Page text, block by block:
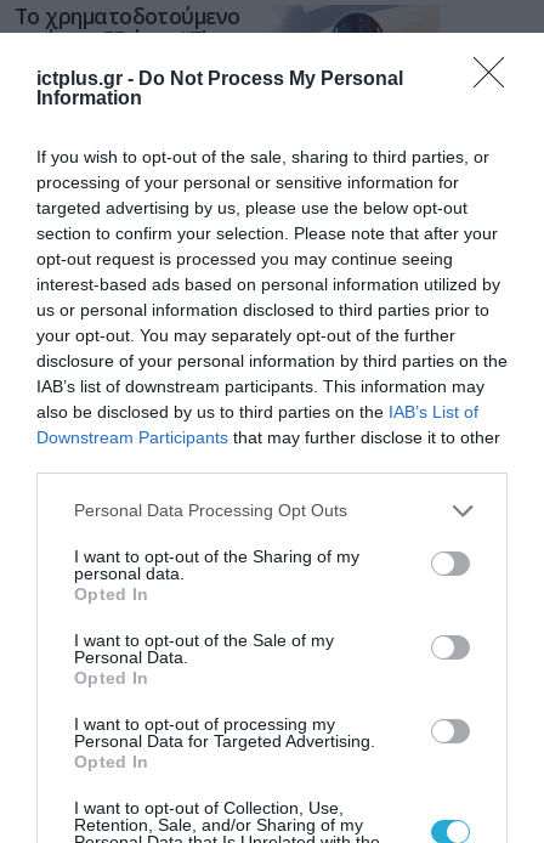
ictplus.gr - Do Not Process My Personal
Information
If you wish to opt-out of the sale, sharing to third parties, or
processing of your personal or sensitive information for
targeted advertising by us, please use the below opt-out
section to confirm your selection. Please note that after your
opt-out request is processed you may continue seeing
interest-based ads based on personal information utilized by
us or personal information disclosed to third parties prior to
your opt-out. You may separately opt-out of the further
disclosure of your personal information by third parties on the
IAB’s list of downstream participants. This information may
also be disclosed by us to third parties on the IAB’s List of
Downstream Participants that may further disclose it to other
Please note that this website/app uses one or more Google
not limited to your visit or usage behaviour. You may click to
grant or deny consent to Google and its third-party tags to
use your data for below specified purposes in below Google
consent section.
Personal Data Processing Opt Outs
I want to opt-out of the Sharing of my
personal data.
Opted In
I want to opt-out of the Sale of my
Personal Data.
Opted In
I want to opt-out of processing my
Personal Data for Targeted Advertising.
Opted In
I want to opt-out of Collection, Use,
Retention, Sale, and/or Sharing of my
Το χρηματοδοτούμενο
από την ΕΕ έργο “The
ενισχύει την ασφάλεια
των παιδιών στο
31.07.2026
ΑΑΔΕ: Διευκρινίσεις
για τα πρόστιμα σε
παραβάσεις που
αφορούν τους ΦΗΜ
31.07.2026
Σ. Καλαφάτης: «Η
Τεχνητή Νοημοσύνη
δεν είναι απλώς μια
νέα τεχνολογία, είναι
μια νέα βιομηχανική
επανάσταση»
31.07.2026
Νέος οδηγός του ΕΚΤ
για τη χρηματοδότηση
των ελληνικών
επιχειρήσεων στον
χώρο της άμυνας
31.07.2026
Η πιο ταξιδιάρικη
βαλίτσα του φετινού
υπογραφή της Xiaomi
31.07.2026